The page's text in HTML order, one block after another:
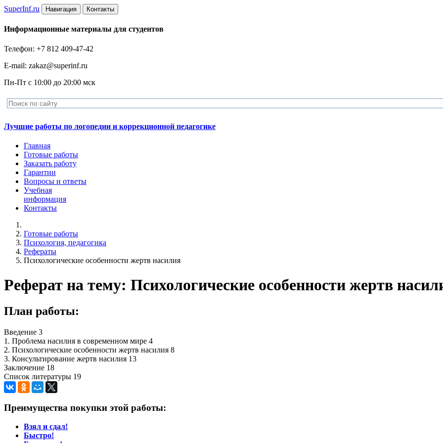
SuperInf.ru Навигация Контакты
Информационные материалы для студентов
Телефон: +7 812 409-47-42
E-mail: zakaz@superinf.ru
Пн-Пт с 10:00 до 20:00 мск
Лучшие работы по логопедии и коррекционной педагогике
Главная
Готовые работы
Заказать работу
Гарантии
Вопросы и ответы
Учебная
информация
Контакты
Готовые работы
Психология, педагогика
Рефераты
Психологические особенности жертв насилия
Реферат на тему: Психологические особенности жертв
План работы:
Введение 3
1. Проблема насилия в современном мире 4
2. Психологические особенности жертв насилия 8
3. Консультирование жертв насилия 13
Заключение 18
Список литературы 19
Преимущества покупки этой работы:
Взял и сдал!
Быстро!